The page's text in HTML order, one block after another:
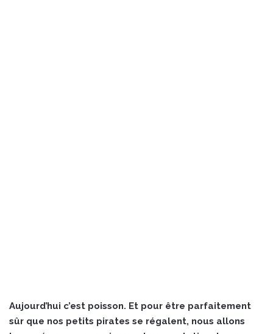
Aujourd’hui c’est poisson. Et pour être parfaitement
sûr que nos petits pirates se régalent, nous allons